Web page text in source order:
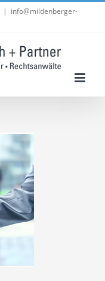
| info@mildenberger-